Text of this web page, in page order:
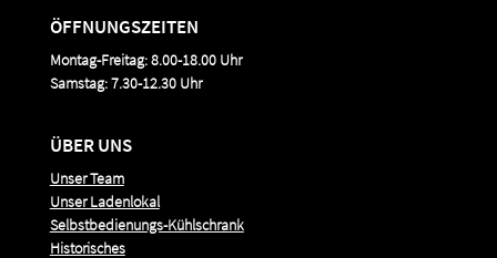
ÖFFNUNGSZEITEN
Montag-Freitag: 8.00-18.00 Uhr
Samstag: 7.30-12.30 Uhr
ÜBER UNS
Unser Team
Unser Ladenlokal
Selbstbedienungs-Kühlschrank
Historisches